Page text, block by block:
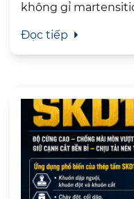
không gỉ
Đọc tiếp